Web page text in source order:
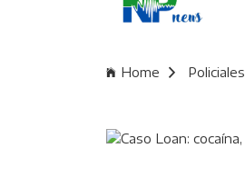
Home Policiales